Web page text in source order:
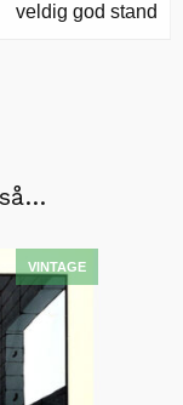
veldig god stand